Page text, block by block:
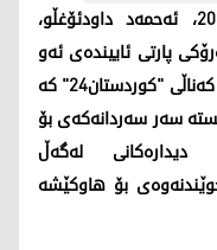
رۆژی سێشەممە، 9ـی حوزەیرانی 2026، ئەحمەد داودئۆغڵو،
پارتی ئاییندەی ئەو
وڵاتە، لە هەڤپەیڤینێکی تایبەتدا لەگەڵ کەناڵی "کوردستان24" کە
سەر سەردانەکەی بۆ
دیدارەکانی لەگەڵ
بۆ هاوکێشە